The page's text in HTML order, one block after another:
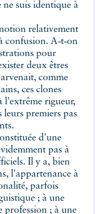
suis identique à
relativement
confusion. A‑t‑on
pour
deux êtres
comme
ces clones
l'extrême rigueur,
leurs premiers pas
d'une
pas à
Il y a, bien
l'appartenance à
parfois
; à une
profession ; à une